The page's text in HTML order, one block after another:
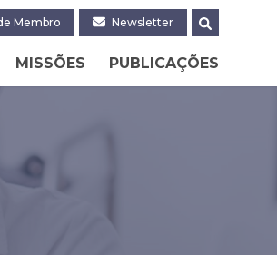
Membro Newsletter
MISSÕES PUBLICAÇÕES